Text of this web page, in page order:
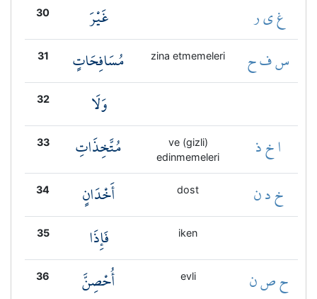
30 غَيْرَ غ ي ر
31 مُسَافِحَاتٍ zina etmemeleri س ف ح
32 وَلَا
33 مُتَّخِذَاتِ
ve (gizli)
edinmemeleri
ا خ ذ
34 أَخْدَانٍ dost خ د ن
35 فَإِذَا iken
36 أُحْصِنَّ evli ح ص ن